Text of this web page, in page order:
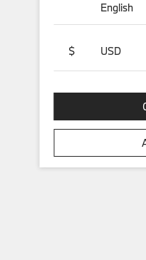
English
$ USD